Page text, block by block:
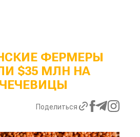
ФЕРМЕРЫ
$35 МЛН НА
Поделиться